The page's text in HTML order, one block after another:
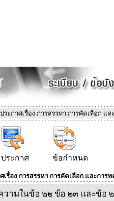
ระกาศเรื่อง การสรรหา การคัดเลือก
ประกาศ ข้อกำหนด
เรื่อง การสรรหา การคัดเลือก และกา
วามในข้อ ๒๒ ข้อ ๒๓ และข้อ